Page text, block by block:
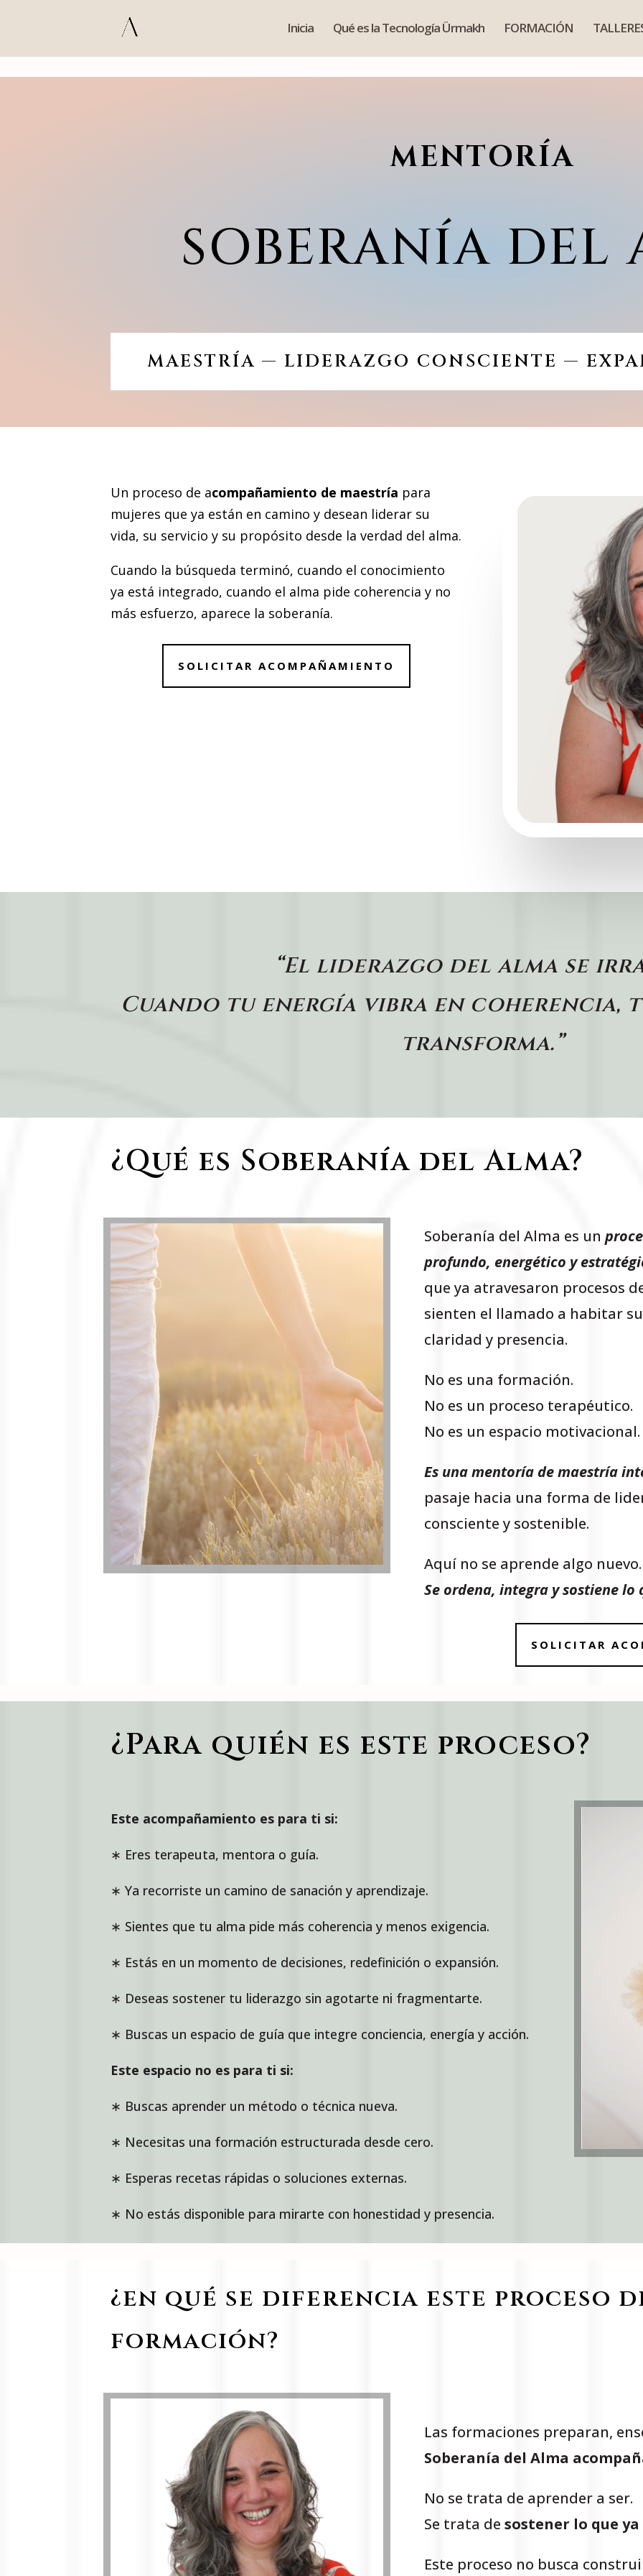
Inicia Qué es la Tecnología Ürmakh FORMACIÓN
MENTORÍA
SOBERANÍA DEL
MAESTRÍA — LIDERAZGO CONSCIENTE —
Un proceso de acompañamiento de maestría para
mujeres que ya están en camino y desean liderar su
vida, su servicio y su propósito desde la verdad del alma.
Cuando la búsqueda terminó, cuando el conocimiento
ya está integrado, cuando el alma pide coherencia y no
más esfuerzo, aparece la soberanía.
SOLICITAR ACOMPAÑAMIENTO
“El liderazgo del alma se
Cuando tu energía vibra en coherencia,
transforma.”
¿Qué es Soberanía del Alma?
Soberanía del Alma es un
profundo, energético y
que ya atravesaron procesos
sienten el llamado a habitar
claridad y presencia.
No es una formación.
No es un proceso terapéutico.
No es un espacio motivacional.
Es unamentorí­a de maestría
pasaje hacia una forma de
consciente y sostenible.
Aquí no se aprende algo nuevo.
Se ordena, integra y sostiene lo
SOLICITAR
¿Para quién es este proceso?
Este acompañamiento es para ti si:
∗ Eres terapeuta, mentora o guía.
∗ Ya recorriste un camino de sanación y aprendizaje.
∗ Sientes que tu alma pide más coherencia y menos exigencia.
∗ Estás en un momento de decisiones, redefinición o expansión.
∗ Deseas sostener tu liderazgo sin agotarte ni fragmentarte.
∗ Buscas un espacio de guía que integre conciencia, energía y acción.
Este espacio no es para ti si:
∗ Buscas aprender un método o técnica nueva.
∗ Necesitas una formación estructurada desde cero.
∗ Esperas recetas rápidas o soluciones externas.
∗ No estás disponible para mirarte con honestidad y presencia.
¿en qué se diferencia este proceso
formación?
Las formaciones preparan,
Soberanía del Alma
No se trata de aprender a ser.
Se trata desostener lo que ya
Este proceso no busca